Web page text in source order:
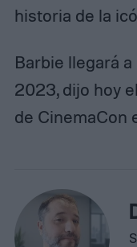
historia de la
Barbie llegará
2023, dijo hoy
de CinemaCon